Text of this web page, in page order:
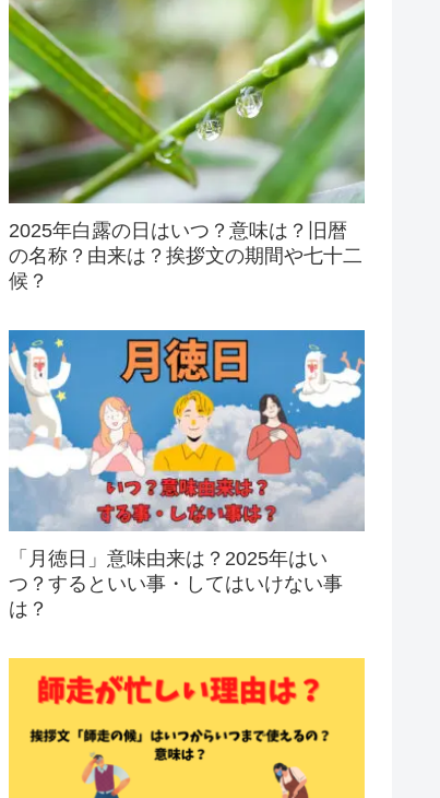
2025年白露の日はいつ？意味は？旧暦
の名称？由来は？挨拶文の期間や七十二
候？
「月徳日」意味由来は？2025年はい
つ？するといい事・してはいけない事
は？